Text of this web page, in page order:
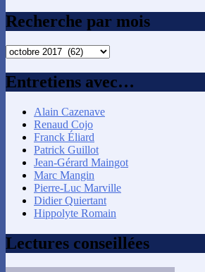
Recherche par mois
Recherche
mois
Entretiens avec…
Alain Cazenave
Renaud Cojo
Franck Éliard
Patrick Guillot
Jean-Gérard Maingot
Marc Mangin
Pierre-Luc Marville
Didier Quiertant
Hippolyte Romain
Lectures conseillées